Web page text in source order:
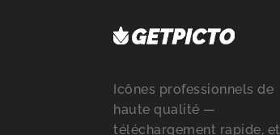
Icônes professionnels de
haute qualité —
téléchargement rapide, et